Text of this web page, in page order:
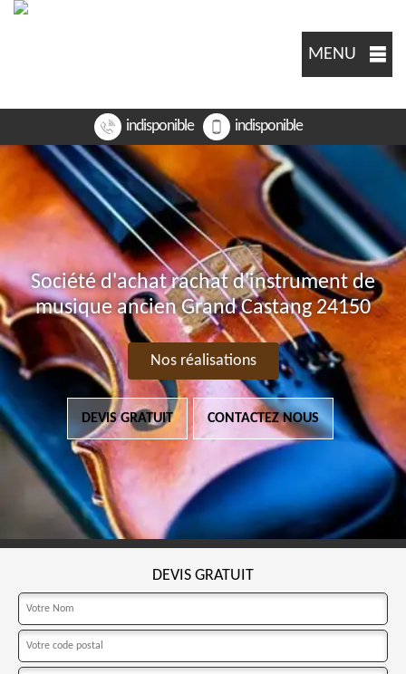
MENU
indisponible indisponible
Société d'achat rachat d'instrument de
musique ancien Grand Castang 24150
Nos réalisations
DEVIS GRATUIT CONTACTEZ NOUS
DEVIS GRATUIT